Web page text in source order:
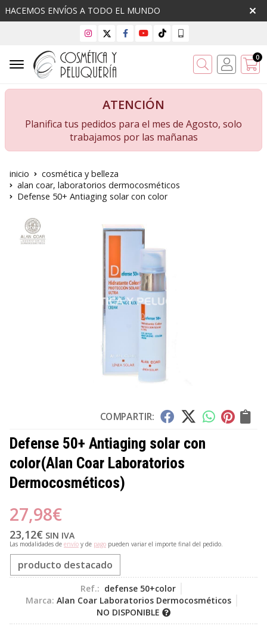
HACEMOS ENVÍOS A TODO EL MUNDO
Buscar 0
ATENCIÓN
Planifica tus pedidos para el mes de Agosto, solo
trabajamos por las mañanas
inicio
cosmética y belleza
alan coar, laboratorios dermocosméticos
Defense 50+ Antiaging solar con color
COMPARTIR:
Defense 50+ Antiaging solar con
color(Alan Coar Laboratorios
Dermocosméticos)
27,98€
23,12€ SIN IVA
Las modalidades de envío y de pago pueden variar el importe final del pedido.
producto destacado
Ref.: defense 50+color
Marca: Alan Coar Laboratorios Dermocosméticos
NO DISPONIBLE